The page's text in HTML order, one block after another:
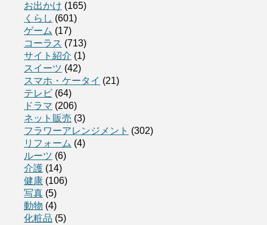
お出かけ (165)
くらし (601)
ゲーム (17)
コーラス (713)
サイト紹介 (1)
スイーツ (42)
スマホ・ケータイ (21)
テレビ (64)
ドラマ (206)
ネット販売 (3)
フラワーアレンジメント (302)
リフォーム (4)
ルーツ (6)
介護 (14)
健康 (106)
写真 (5)
動物 (4)
化粧品 (5)